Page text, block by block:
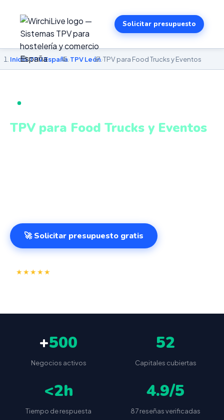
Solicitar presupuesto
Inicio›TPV España›TPV León›TPV para Food Trucks y Eventos
TPV PARA FOOD TRUCKS Y EVENTOS EN LEÓN
TPV para Food Trucks y Eventos
🚀 Solicitar presupuesto gratis
★★★★★
+500
Negocios activos
52
Capitales cubiertas
<2h
Tiempo de respuesta
4.9/5
87 reseñas verificadas